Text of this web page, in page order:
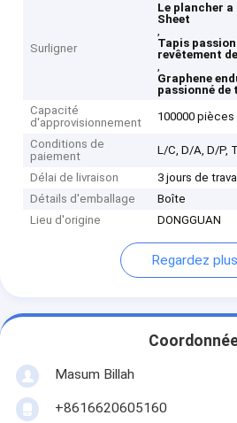
Surligner
Le plancher
Sheet
,
Tapis
revêtement
,
Graphene
passionné de
Capacité
d'approvisionnement
100000 pièces
Conditions de
paiement
L/C, D/A, D/P,
Délai de livraison
3 jours de
Détails d'emballage
Boîte
Lieu d'origine
DONGGUAN
Regardez plus
Masum Billah
+8616620605160